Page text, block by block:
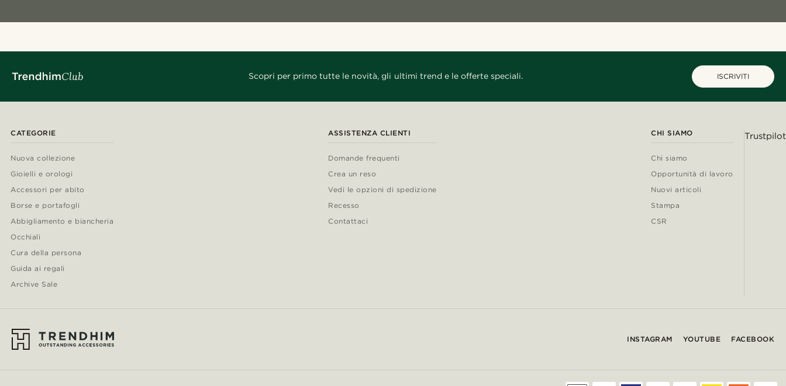
Scopri per primo tutte le novità, gli ultimi trend e le offerte speciali. ISCRIVITI
CATEGORIE
Nuova collezione
Gioielli e orologi
Accessori per abito
Borse e portafogli
Abbigliamento e biancheria
Occhiali
Cura della persona
Guida ai regali
Archive Sale
ASSISTENZA CLIENTI
Domande frequenti
Crea un reso
Vedi le opzioni di spedizione
Recesso
Contattaci
CHI SIAMO
Chi siamo
Opportunità di lavoro
Nuovi articoli
Stampa
CSR
Trustpilot
INSTAGRAM YOUTUBE FACEBOOK